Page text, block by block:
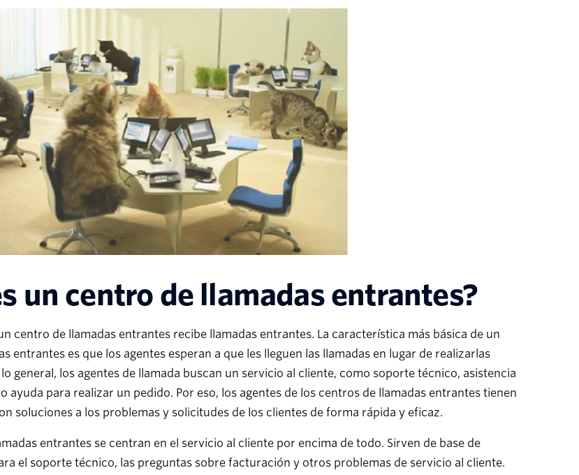
un centro de llamadas entrantes?
centro de llamadas entrantes recibe llamadas entrantes. La característica más básica de un
entrantes es que los agentes esperan a que les lleguen las llamadas en lugar de realizarlas
general, los agentes de llamada buscan un servicio al cliente, como soporte técnico, asistencia
ayuda para realizar un pedido. Por eso, los agentes de los centros de llamadas entrantes tienen
soluciones a los problemas y solicitudes de los clientes de forma rápida y eficaz.
entrantes se centran en el servicio al cliente por encima de todo. Sirven de base de
el soporte técnico, las preguntas sobre facturación y otros problemas de servicio al cliente.